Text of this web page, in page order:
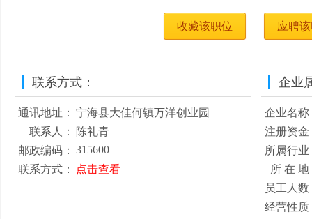
收藏该职位 应聘
联系方式：
通讯地址：
宁海县大佳何镇万洋创业园
联系人：
陈礼青
邮政编码：
315600
联系方式：
点击查看
企业
企业名称
注册资金
所属行业
所 在 地
员工人数
经营性质